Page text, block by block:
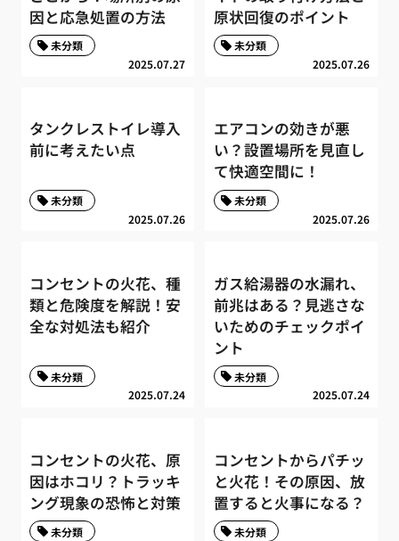
因と応急処置の方法
2025.07.27
未分類
原状回復のポイント
2025.07.26
未分類
タンクレストイレ導入
前に考えたい点
2025.07.26
未分類
エアコンの効きが悪
い？設置場所を見直し
て快適空間に！
2025.07.26
未分類
コンセントの火花、種
類と危険度を解説！安
全な対処法も紹介
2025.07.24
未分類
ガス給湯器の水漏れ、
前兆はある？見逃さな
いためのチェックポイ
ント
2025.07.24
未分類
コンセントの火花、原
因はホコリ？トラッキ
ング現象の恐怖と対策
未分類
コンセントからパチッ
と火花！その原因、放
置すると火事になる？
未分類